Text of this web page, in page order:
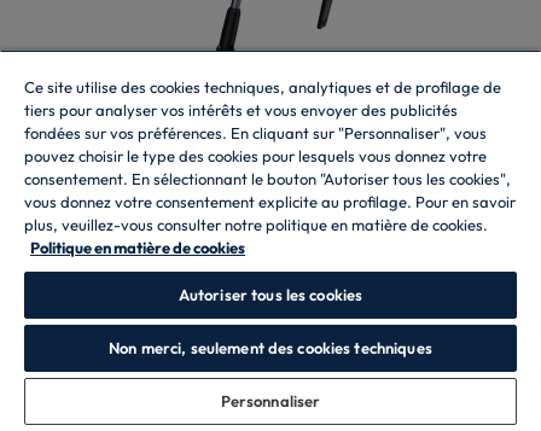
Aspirateur balais sans fil
HF1 PLUS
HF1P10H 011
9,0/10
Sans sac, capacité du conteneur 0,7 litres, 14.4 V, Autonomie 45
min, Temps de charge 5 h
Ce site utilise des cookies techniques, analytiques et de profilage de
tiers pour analyser vos intérêts et vous envoyer des publicités
fondées sur vos préférences. En cliquant sur "Personnaliser", vous
pouvez choisir le type des cookies pour lesquels vous donnez votre
consentement. En sélectionnant le bouton "Autoriser tous les cookies",
vous donnez votre consentement explicite au profilage. Pour en savoir
plus, veuillez-vous consulter notre politique en matière de cookies.
Politique en matière de cookies
Autoriser tous les cookies
Non merci, seulement des cookies techniques
Personnaliser